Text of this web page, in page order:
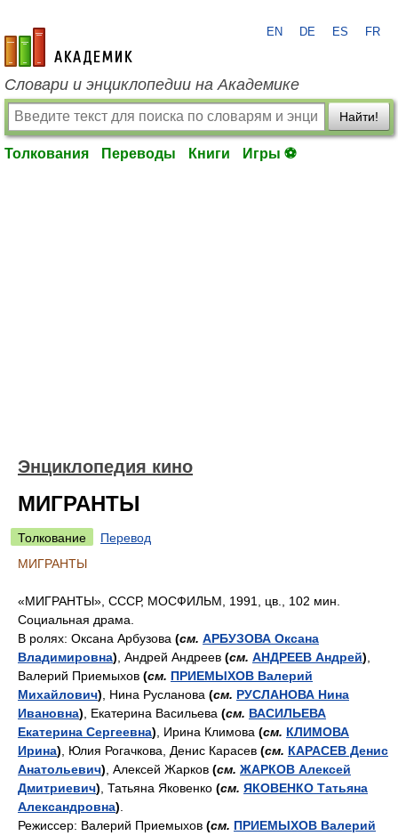
academic.ru
EN DE ES FR
Словари и энциклопедии на Академике
Найти!
Толкования Переводы Книги Игры ⚽
Энциклопедия кино
МИГРАНТЫ
Толкование
Перевод
МИГРАНТЫ
«МИГРАНТЫ», СССР, МОСФИЛЬМ, 1991, цв., 102 мин.
Социальная драма.
В ролях: Оксана Арбузова (см. АРБУЗОВА Оксана
Владимировна) , Андрей Андреев (см. АНДРЕЕВ Андрей)
Валерий Приемыхов (см. ПРИЕМЫХОВ Валерий
Михайлович) , Нина Русланова (см. РУСЛАНОВА Нина
Ивановна) , Екатерина Васильева (см. ВАСИЛЬЕВА
Екатерина Сергеевна) , Ирина Климова (см. КЛИМОВА
Ирина) , Юлия Рогачкова, Денис Карасев (см. КАРАСЕВ Денис
Анатольевич) , Алексей Жарков (см. ЖАРКОВ Алексей
Дмитриевич) , Татьяна Яковенко (см. ЯКОВЕНКО Татьяна
Александровна)
Режиссер: Валерий Приемыхов (см. ПРИЕМЫХОВ Валерий